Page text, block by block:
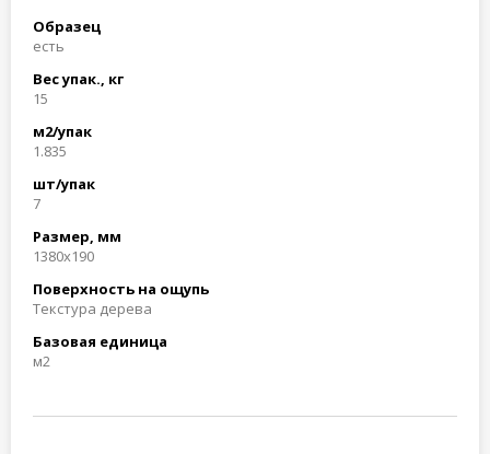
Образец
есть
Вес упак., кг
15
м2/упак
1.835
шт/упак
7
Размер, мм
1380x190
Поверхность на ощупь
Текстура дерева
Базовая единица
м2